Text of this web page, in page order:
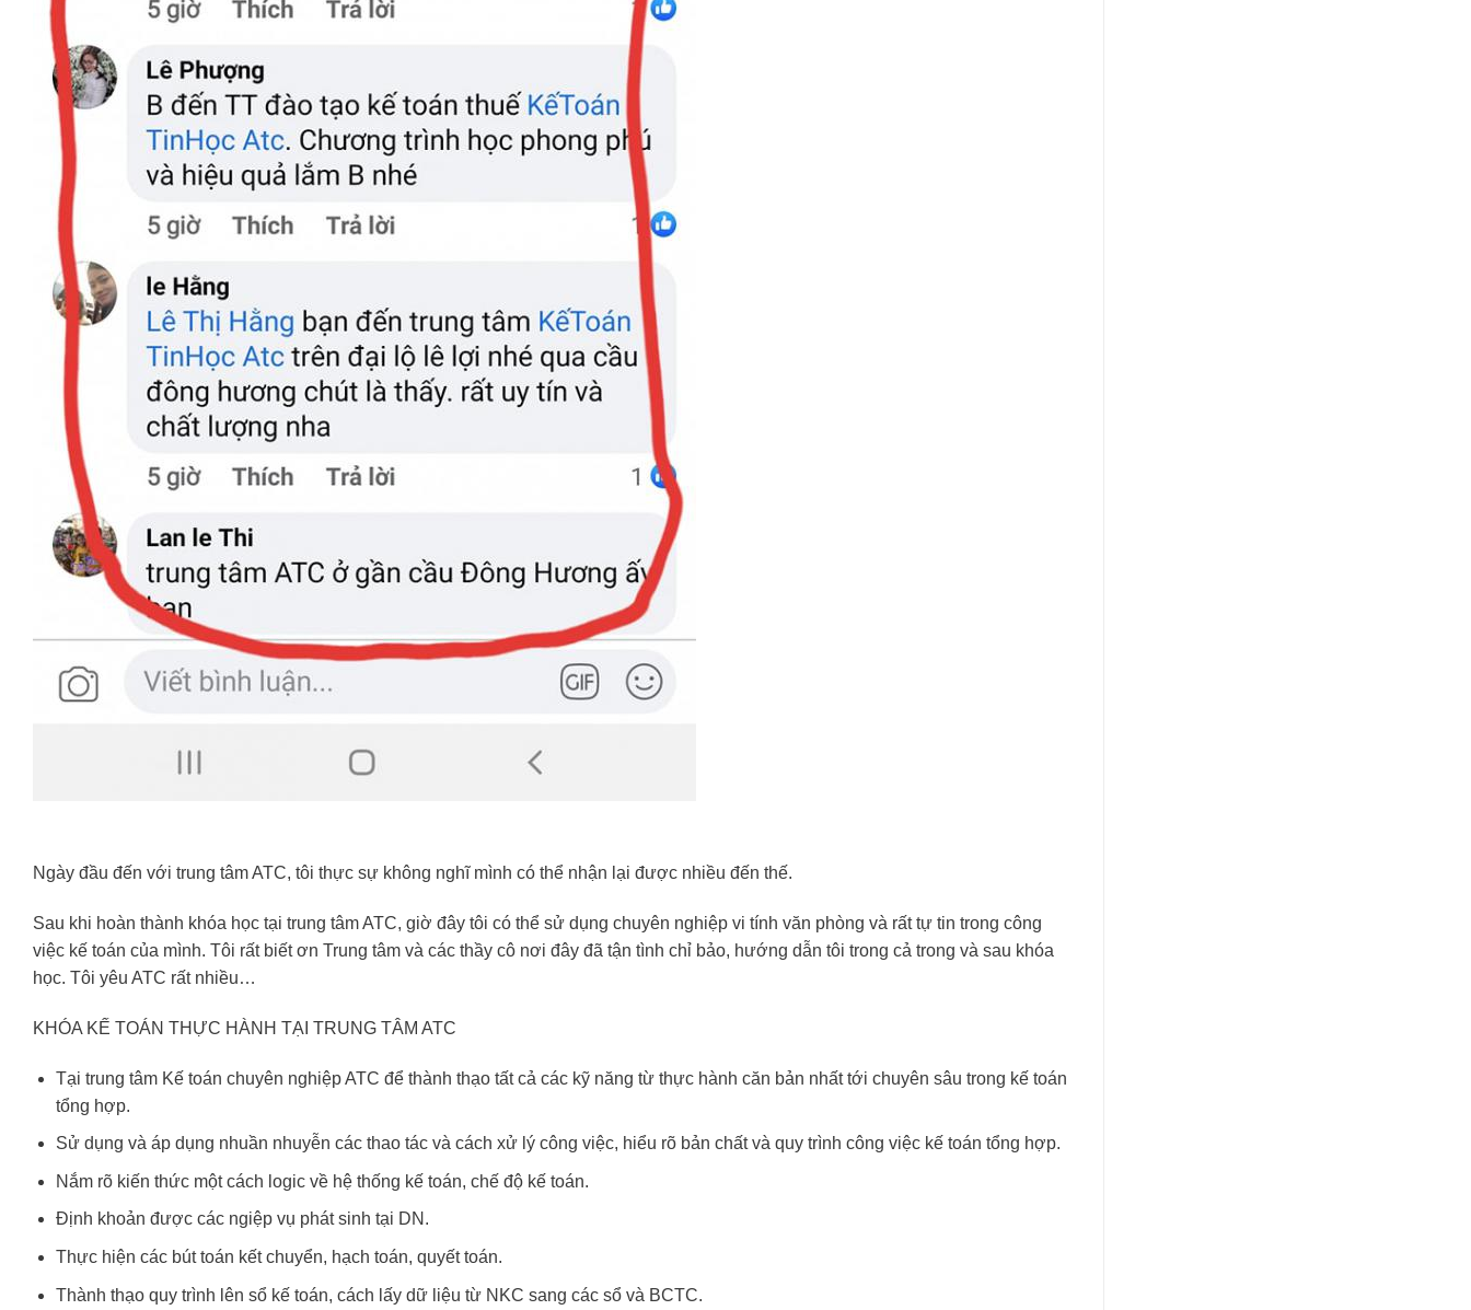
Ngày đầu đến với trung tâm ATC, tôi thực sự không nghĩ mình có thể nhận lại được nhiều đến thế.
Sau khi hoàn thành khóa học tại trung tâm ATC, giờ đây tôi có thể sử dụng chuyên nghiệp vi tính văn phòng và rất tự tin trong công
việc kế toán của mình. Tôi rất biết ơn Trung tâm và các thầy cô nơi đây đã tận tình chỉ bảo, hướng dẫn tôi trong cả trong và sau khóa
học. Tôi yêu ATC rất nhiều…
KHÓA KẾ TOÁN THỰC HÀNH TẠI TRUNG TÂM ATC
Tại trung tâm Kế toán chuyên nghiệp ATC để thành thạo tất cả các kỹ năng từ thực hành căn bản nhất tới chuyên sâu trong kế toán
tổng hợp.
Sử dụng và áp dụng nhuần nhuyễn các thao tác và cách xử lý công việc, hiểu rõ bản chất và quy trình công việc kế toán tổng hợp.
Nắm rõ kiến thức một cách logic về hệ thống kế toán, chế độ kế toán.
Định khoản được các ngiệp vụ phát sinh tại DN.
Thực hiện các bút toán kết chuyển, hạch toán, quyết toán.
Thành thạo quy trình lên sổ kế toán, cách lấy dữ liệu từ NKC sang các sổ và BCTC.